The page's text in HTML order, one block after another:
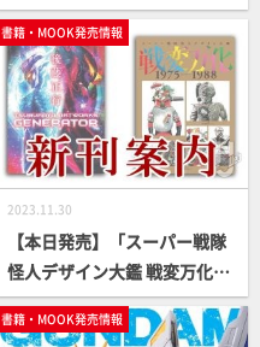
ンジェンス」【軍事選書シリ
ーズ】
書籍・MOOK発売情報
2023.11.30
【本日発売】「スーパー戦隊
怪人デザイン大鑑 戦変万化
1975-1988」「後藤正行 TSU
BURAYA ARTWORKS -GENER
書籍・MOOK発売情報